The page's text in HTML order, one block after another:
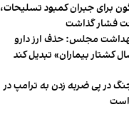
برای جبران کمبود تسلیحات،
فشار گذاشت
مجلس: حذف ارز دارو
در پی ضربه زدن به ترامپ در
است